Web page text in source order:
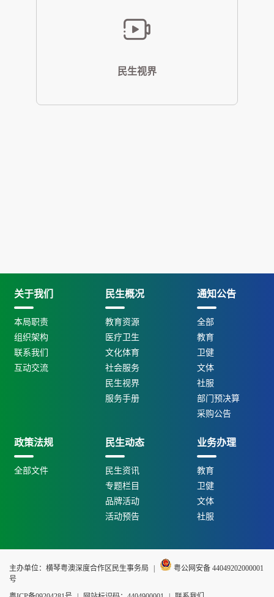
民生视界
关于我们
本局职责
组织架构
联系我们
互动交流
民生概况
教育资源
医疗卫生
文化体育
社会服务
民生视界
服务手册
通知公告
全部
教育
卫健
文体
社服
部门预决算
采购公告
政策法规
全部文件
民生动态
民生资讯
专题栏目
品牌活动
活动预告
业务办理
教育
卫健
文体
社服
主办单位：横琴粤澳深度合作区民生事务局
粤公网安备 44049202000001
号